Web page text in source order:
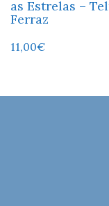
as Estrelas –
Ferraz
11,00€